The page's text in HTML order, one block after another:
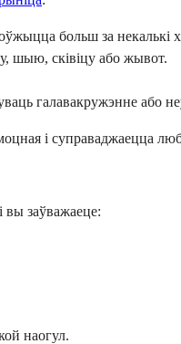
больш за некалькі
шыю, сківіцу або жывот.
галавакружэнне або
і суправаджаецца
вы заўважаеце:
наогул.